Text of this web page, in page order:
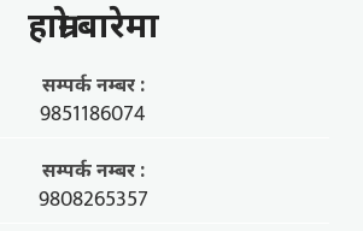
हाम्राे बारेमा
सम्पर्क नम्बर :
9851186074
सम्पर्क नम्बर :
9808265357